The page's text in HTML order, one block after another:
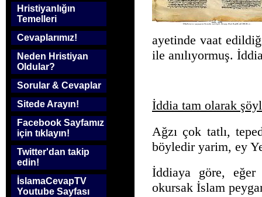
Hristiyanlığın
Temelleri
Cevaplarımız!
Neden Hristiyan
Oldular?
Sorular & Cevaplar
Sitede Arayın!
Facebook Sayfamız
için tıklayın!
Twitter'dan takip
edin!
İslamaCevapTV
Youtube Sayfası
ayetinde vaat
ile anılıyormuş.
İddia tam olarak
Ağzı çok tatlı,
böyledir yarim, ey
İddiaya göre,
okursak İslam